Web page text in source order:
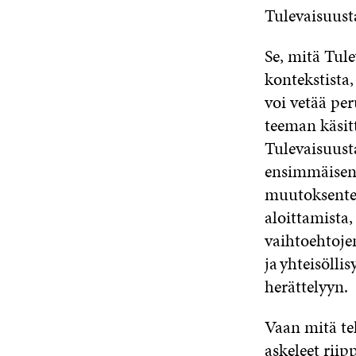
Se, mitä
voi vetää
teeman
e
aloittamista,
ja
herättelyyn.
Vaan mitä
askeleet